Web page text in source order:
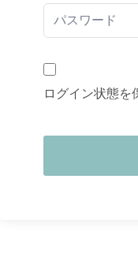
ログイン状態を